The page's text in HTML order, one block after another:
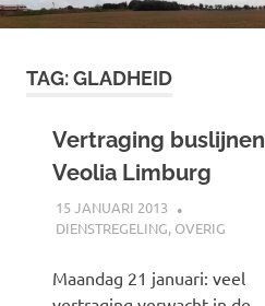
TAG:GLADHEID
Vertraging buslijnen
Veolia Limburg
15 JANUARI 2013
DIENSTREGELING, OVERIG
Maandag 21 januari: veel